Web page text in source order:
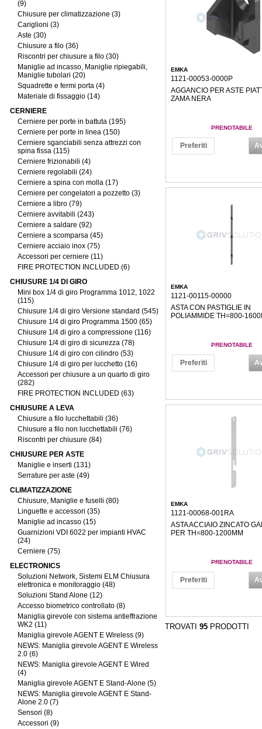
(9)
Chiusure per climatizzazione (3)
Cariglioni (3)
Aste (30)
Chiusure a filo (36)
Riscontri per chiusure a filo (30)
Maniglie ad incasso, Maniglie ripiegabili,
Maniglie tubolari (20)
Squadrette e fermi porta (4)
Materiale di fissaggio (14)
CERNIERE
Cerniere per porte in battuta (195)
Cerniere per porte in linea (150)
Cerniere sganciabili senza attrezzi con
spina fissa (115)
Cerniere frizionabili (4)
Cerniere regolabili (24)
Cerniere a spina con molla (17)
Cerniere per congelatori a pozzetto (3)
Cerniere a libro (79)
Cerniere avvitabili (243)
Cerniere a saldare (92)
Cerniere a scomparsa (45)
Cerniere acciaio inox (75)
Accessori per cerniere (11)
FIRE PROTECTION INCLUDED (6)
CHIUSURE 1/4 DI GIRO
Mini box 1/4 di giro Programma 1012, 1022
(115)
Chiusure 1/4 di giro Versione standard (545)
Chiusure 1/4 di giro Programma 1500 (65)
Chiusure 1/4 di giro a compressione (116)
Chiusure 1/4 di giro di sicurezza (78)
Chiusure 1/4 di giro con cilindro (53)
Chiusure 1/4 di giro per lucchetto (16)
Accessori per chiusure a un quarto di giro
(282)
FIRE PROTECTION INCLUDED (63)
CHIUSURE A LEVA
Chiusure a filo lucchettabili (36)
Chiusure a filo non lucchettabili (76)
Riscontri per chiusure (84)
CHIUSURE PER ASTE
Maniglie e inserti (131)
Serrature per aste (49)
CLIMATIZZAZIONE
Chiusure, Maniglie e fuselli (80)
Linguette e accessori (35)
Maniglie ad incasso (15)
Guarnizioni VDI 6022 per impianti HVAC
(24)
Cerniere (75)
ELECTRONICS
Soluzioni Network, Sistemi ELM Chiusura
elettronica e monitoraggio (48)
Soluzioni Stand Alone (12)
Accesso biometrico controllato (8)
Maniglia girevole con sistema antieffrazione
WK2 (11)
Maniglia girevole AGENT E Wireless (9)
NEWS: Maniglia girevole AGENT E Wireless
2.0 (6)
NEWS: Maniglia girevole AGENT E Wired
(4)
Maniglia girevole AGENT E Stand-Alone (5)
NEWS: Maniglia girevole AGENT E Stand-
Alone 2.0 (7)
Sensori (8)
Accessori (9)
EMKA
1121-00053-0000P
AGGANCIO PER ASTE
ZAMA NERA
PRENOTABILE
Preferiti
EMKA
1121-00115-00000
ASTA CON PASTIGLIE IN
POLIAMMIDE TH=800-
PRENOTABILE
Preferiti
EMKA
1121-00068-001RA
ASTA ACCIAIO ZINCATO
PER TH=800-1200MM
PRENOTABILE
Preferiti
TROVATI 95 PRODOTTI